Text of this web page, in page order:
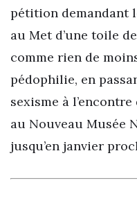
pétition demandant
au Met d’une toile
comme rien de
pédophilie, en
sexisme à
au Nouveau Musée
jusqu’en janvier